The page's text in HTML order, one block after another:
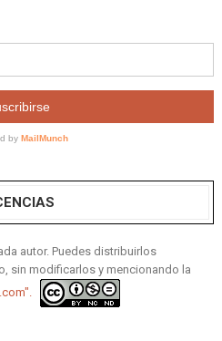
autor. Puedes distribuirlos
sin modificarlos y mencionando la